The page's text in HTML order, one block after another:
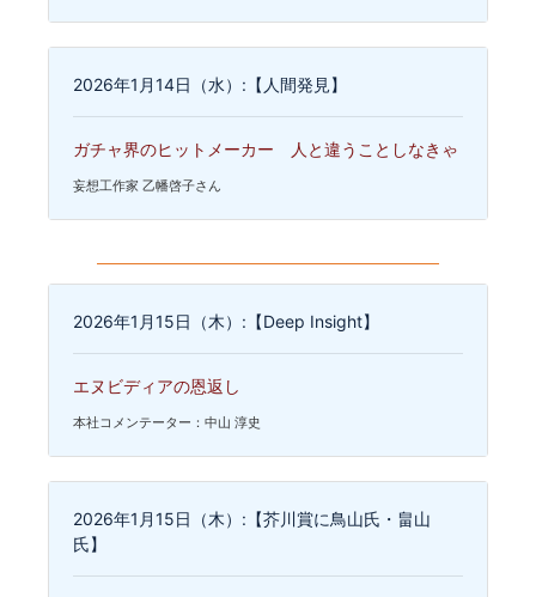
2026年1月14日（水）:【人間発見】
ガチャ界のヒットメーカー 人と違うことしなきゃ
妄想工作家 乙幡啓子さん
2026年1月15日（木）:【Deep Insight】
エヌビディアの恩返し
本社コメンテーター：中山 淳史
2026年1月15日（木）:【芥川賞に鳥山氏・畠山
氏】